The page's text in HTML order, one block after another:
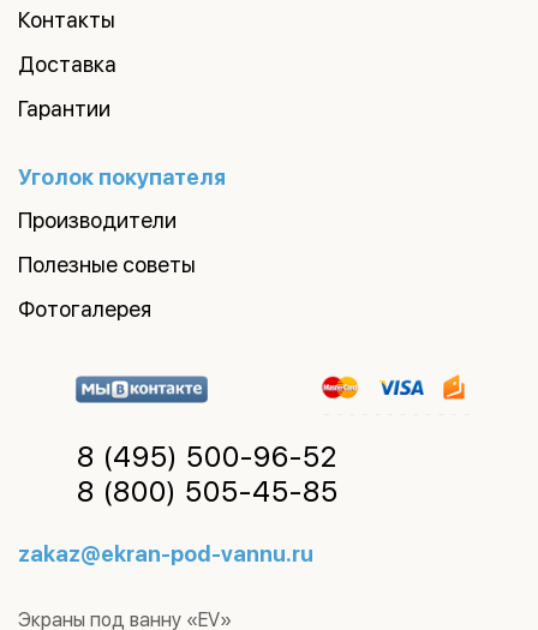
Контакты
Доставка
Гарантии
Уголок покупателя
Производители
Полезные советы
Фотогалерея
8 (495) 500-96-52
8 (800) 505-45-85
zakaz@ekran-pod-vannu.ru
Экраны под ванну «EV»